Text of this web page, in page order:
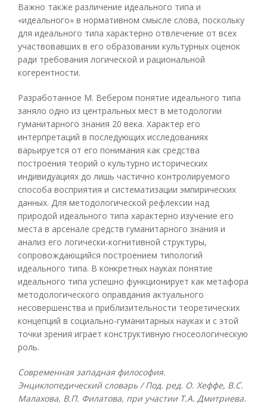
Важно также различение идеального типа и
«идеального» в нормативном смысле слова, поскольку
для идеального типа характерно отвлечение от всех
участвовавших в его образовании культурных оценок
ради требования логической и рациональной
когерентности.
Разработанное М. Вебером понятие идеального типа
заняло одно из центральных мест в методологии
гуманитарного знания 20 века. Характер его
интерпретаций в последующих исследованиях
варьируется от его понимания как средства
построения теорий о культурно исторических
индивидуациях до лишь частично контролируемого
способа восприятия и систематизации эмпирических
данных. Для методологической рефлексии над
природой идеального типа характерно изучение его
места в арсенале средств гуманитарного знания и
анализ его логически-когнитивной структуры,
сопровождающийся построением типологий
идеального типа. В конкретных науках понятие
идеального типа успешно функционирует как метафора
методологического оправдания актуального
несовершенства и приблизительности теоретических
концепций в социально-гуманитарных науках и с этой
точки зрения играет конструктивную гносеологическую
роль.
Современная западная философия.
Энциклопедический словарь / Под. ред. О. Хеффе, В.С.
Малахова, В.П. Филатова, при участии Т.А. Дмитриева.